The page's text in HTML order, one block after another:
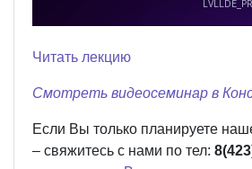
Читать лекцию
Смотреть видеосеминар в
Если Вы только планируете
– свяжитесь с нами по тел: